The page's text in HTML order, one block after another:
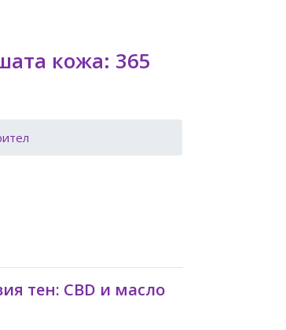
кожа: 365
тен: CBD и масло